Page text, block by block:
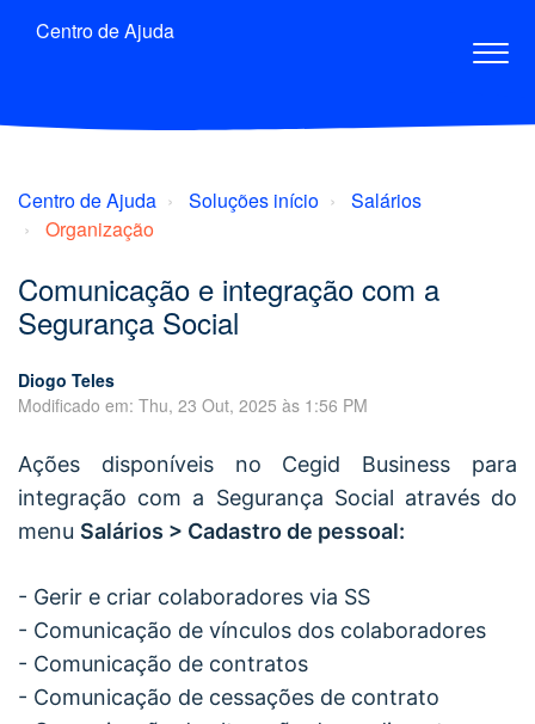
Centro de Ajuda
Centro de Ajuda Soluções início
Salários
Organização
Comunicação e integração com a
Segurança Social
Diogo Teles
Modificado em: Thu, 23 Out, 2025 às 1:56 PM
Ações disponíveis no Cegid Business para
integração com a Segurança Social através do
menu Salários > Cadastro de pessoal:
- Gerir e criar colaboradores via SS
- Comunicação de vínculos dos colaboradores
- Comunicação de contratos
- Comunicação de cessações de contrato